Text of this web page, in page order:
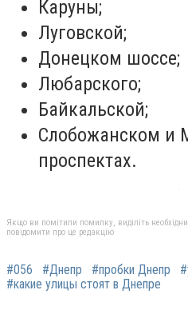
Каруны;
Луговской;
Донецком шоссе;
Любарского;
Байкальской;
Слобожанском и
проспектах.
Якщо ви помітили помилку, виділіть
повідомити про це редакцію
#056 #Днепр #пробки Днепр
#какие улицы стоят в Днепре